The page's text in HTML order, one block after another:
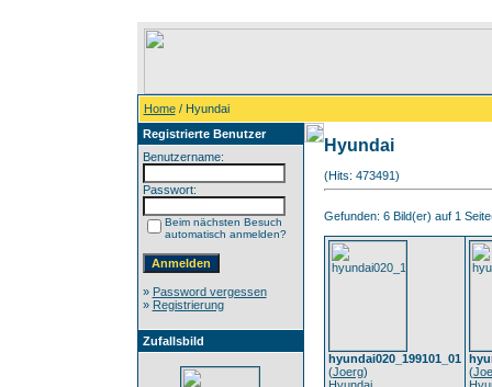
Home/ Hyundai
Registrierte Benutzer
Benutzername:
Passwort:
Beim nächsten Besuch
automatisch anmelden?
» Password vergessen
» Registrierung
Zufallsbild
Hyundai
(Hits: 473491)
Gefunden: 6 Bild(er) auf 1
hyundai020_199101_01
(Joerg)
(